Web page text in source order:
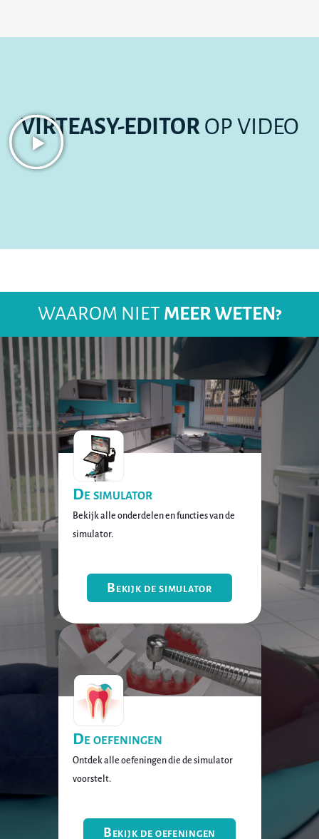
VIRTEASY-EDITOROP VIDEO
WAAROM NIET MEER WETEN?
De simulator
Bekijk alle onderdelen en functies van de
simulator.
Bekijk de simulator
De oefeningen
Ontdek alle oefeningen die de simulator
voorstelt.
Bekijk de oefeningen